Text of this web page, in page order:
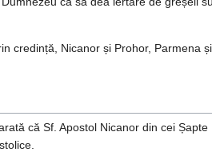
credință, Nicanor și Prohor, Parmena
că Sf. Apostol Nicanor din cei